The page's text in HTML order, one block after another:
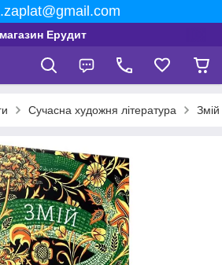
Ерудит
Сучасна художня література